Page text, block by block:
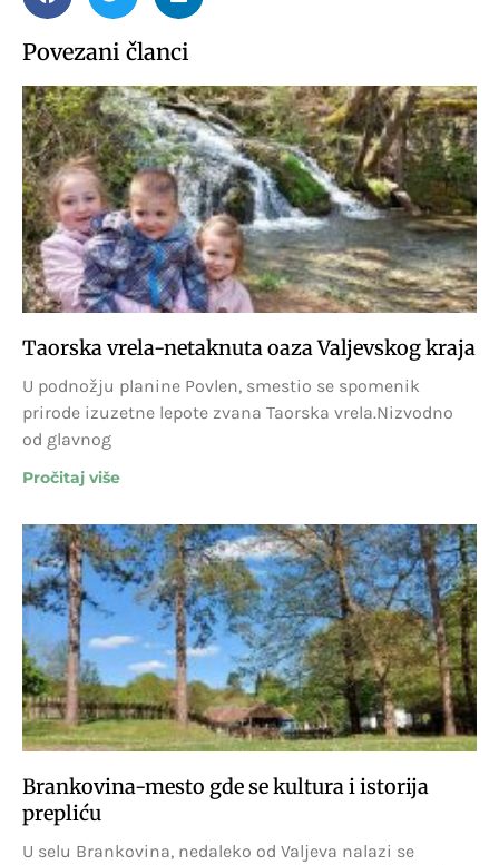
Povezani članci
Taorska vrela-netaknuta oaza Valjevskog kraja
U podnožju planine Povlen, smestio se spomenik
prirode izuzetne lepote zvana Taorska vrela.Nizvodno
od glavnog
Pročitaj više
Brankovina-mesto gde se kultura i istorija
prepliću
U selu Brankovina, nedaleko od Valjeva nalazi se